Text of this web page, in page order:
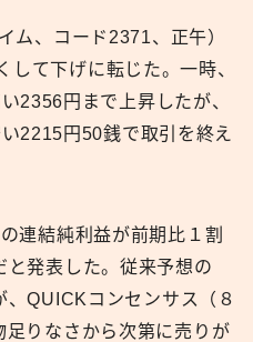
ム、コード2371、正午）
して下げに転じた。一時、
2356円まで上昇したが、
2215円50銭で取引を終え
連結純利益が前期比１割
発表した。従来予想の
QUICKコンセンサス（８
りなさから次第に売りが